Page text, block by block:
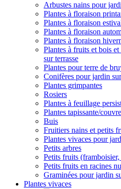
Arbustes nains pour
Plantes à floraison
Plantes à floraison
Plantes à floraison
Plantes à floraison
Plantes à fruits et bois
sur terrasse
Plantes pour terre de
Conifères pour jardin
Plantes grimpantes
Rosiers
Plantes à feuillage
Plantes tapissante/
Buis
Fruitiers nains et petits
Plantes vivaces pour
Petits arbres
Petits fruits
Petits fruits en racines
Graminées pour jardin
Plantes vivaces